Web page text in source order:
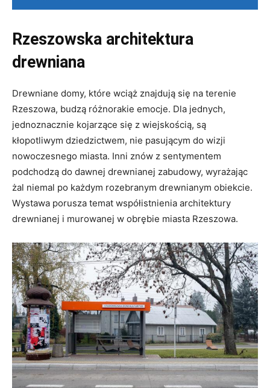
Rzeszowska architektura
drewniana
Drewniane domy, które wciąż znajdują się na terenie
Rzeszowa, budzą różnorakie emocje. Dla jednych,
jednoznacznie kojarzące się z wiejskością, są
kłopotliwym dziedzictwem, nie pasującym do wizji
nowoczesnego miasta. Inni znów z sentymentem
podchodzą do dawnej drewnianej zabudowy, wyrażając
żal niemal po każdym rozebranym drewnianym obiekcie.
Wystawa porusza temat współistnienia architektury
drewnianej i murowanej w obrębie miasta Rzeszowa.